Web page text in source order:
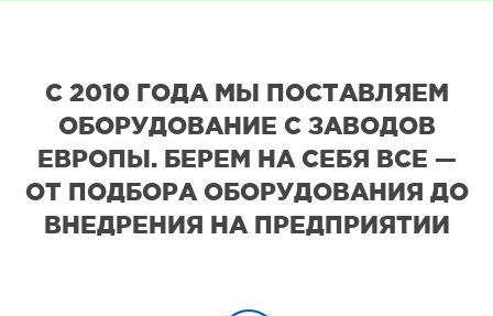
С 2010 ГОДА МЫ ПОСТАВЛЯЕМ
ОБОРУДОВАНИЕ С ЗАВОДОВ
ЕВРОПЫ. БЕРЕМ НА СЕБЯ ВСЕ —
ОТ ПОДБОРА ОБОРУДОВАНИЯ ДО
ВНЕДРЕНИЯ НА ПРЕДПРИЯТИИ